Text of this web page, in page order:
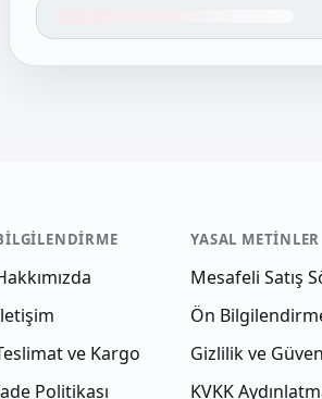
ve Kargo
Politikası
YASAL METINLER
Mesafeli Satış
Ön
Gizlilik ve
KVKK